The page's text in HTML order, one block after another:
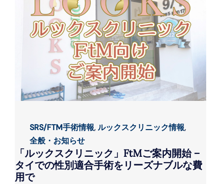
SRS/FTM手術情報,ルックスクリニック情報,
全般・お知らせ
「ルックスクリニック」FtMご案内開始 –
タイでの性別適合手術をリーズナブルな費
用で